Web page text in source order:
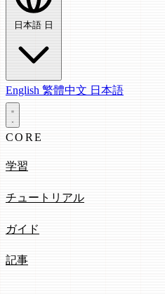
日本語 日
English 繁體中文 日本語
CORE
学習
チュートリアル
ガイド
記事